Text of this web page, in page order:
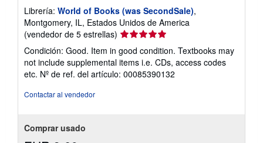
Librería: World of Books (was SecondSale),
Montgomery, IL, Estados Unidos de America
(vendedor de 5 estrellas) Calificación
vendedor:
5
de
Condición: Good. Item in good condition. Textbooks may
not include supplemental items i.e. CDs, access codes
etc. Nº de ref. del artículo: 00085390132
Contactar al vendedor
Comprar usado